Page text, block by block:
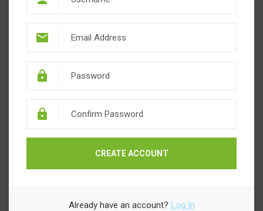
CREATE ACCOUNT
Already have an account? Log In